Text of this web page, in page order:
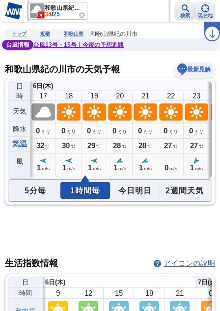
和歌山県紀の川市
34/25 検索 現在地
雨雲レーダー 台風情報 地震情報 警報・注意報 ラ
トップ 近畿 和歌山県
和歌山県紀の川市
台風情報
台風13号・15号｜今後の予想進路
和歌山県紀の川市の天気予報 最新見解
日
時
天気
降水
気温
風
6日(木)
16
0ミリ
34℃
17
0 ミリ
32℃
1 m/s
18
0 ミリ
30℃
1 m/s
19
0 ミリ
29℃
1 m/s
20
0 ミリ
28℃
1 m/s
21
0 ミリ
28℃
1 m/s
22
0 ミリ
27℃
0 m/s
23
0 ミリ
27 ℃
1m/s
5分毎 1時間毎 今日明日 2週間天気
生活指数情報 アイコンの説明
日
時間
6日(木)
9 12 15 18 21
7日(金)
0